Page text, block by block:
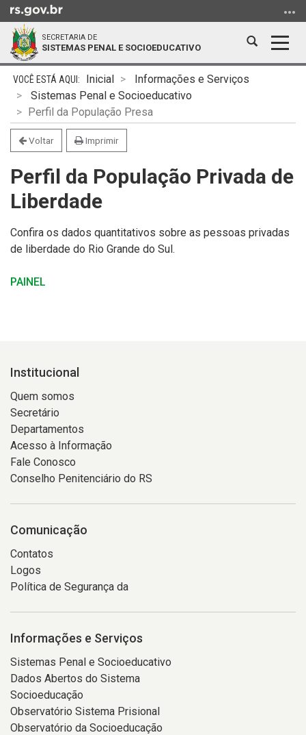
para
conteúdo
menu
para
busca
SECRETARIA DE
SISTEMAS PENAL E SOCIOEDUCATIVO
Abrir
busca
Início
conteúdo
Inicial
Informações e Serviços
Sistemas Penal e Socioeducativo
Perfil da População Presa
Voltar Imprimir
Perfil da População Privada de
Liberdade
Confira os dados quantitativos sobre as pessoas privadas
de liberdade do Rio Grande do Sul.
PAINEL
Institucional
Quem somos
Secretário
Departamentos
Acesso à Informação
Fale Conosco
Conselho Penitenciário do RS
Comunicação
Contatos
Logos
Política de Segurança da
Informações e Serviços
Sistemas Penal e Socioeducativo
Dados Abertos do Sistema
Socioeducação
Observatório Sistema Prisional
Observatório da Socioeducação